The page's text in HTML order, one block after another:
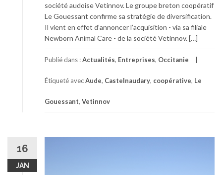
société audoise Vetinnov. Le groupe breton coopératif
Le Gouessant confirme sa stratégie de diversification.
Il vient en effet d’annoncer l’acquisition - via sa filiale
Newborn Animal Care - de la société Vetinnov. […]
Publié dans :Actualités, Entreprises, Occitanie
Étiqueté avecAude, Castelnaudary, coopérative, Le
Gouessant, Vetinnov
16
JAN